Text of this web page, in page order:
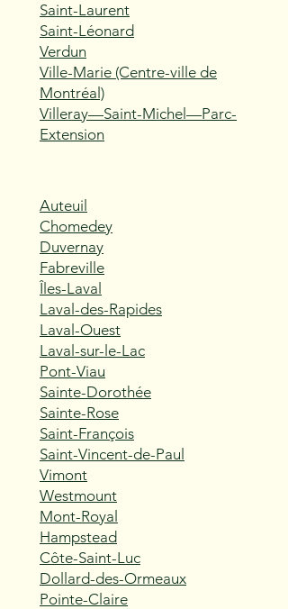
Saint-Laurent
Saint-Léonard
Verdun
Ville-Marie (Centre-ville de
Montréal)
Villeray—Saint-Michel—Parc-
Extension
Auteuil
Chomedey
Duvernay
Fabreville
Îles-Laval
Laval-des-Rapides
Laval-Ouest
Laval-sur-le-Lac
Pont-Viau
Sainte-Dorothée
Sainte-Rose
Saint-François
Saint-Vincent-de-Paul
Vimont
Westmount
Mont-Royal
Hampstead
Côte-Saint-Luc
Dollard-des-Ormeaux
Pointe-Claire